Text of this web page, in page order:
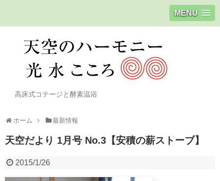
MENU
高床式コテージと酵素温浴
ホーム 最新情報
天空だより 1月号 No.3【安積の薪ストーブ】
2015/1/26